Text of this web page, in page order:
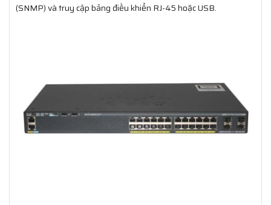
(SNMP) và truy cập bảng điều khiển RJ-45 hoặc USB.